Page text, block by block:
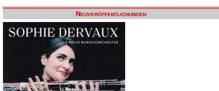
Neuveröffentlichungen